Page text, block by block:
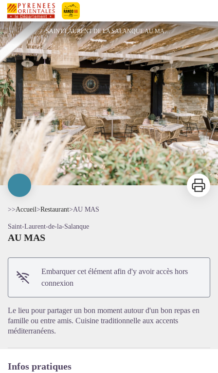
Pyrénées-Orientales Le Département
AU MAS
SAINT LAURENT DE LA SALANQUE AU MAS - ©RESTAURANT LE MAS
Voir l'image en plein écran
Imprimer
>>Accueil>Restaurant>AU MAS
Saint-Laurent-de-la-Salanque
AU MAS
Embarquer cet élément afin d'y avoir accès hors
connexion
Le lieu pour partager un bon moment autour d'un bon repas en
famille ou entre amis. Cuisine traditionnelle aux accents
méditerranéens.
Infos pratiques